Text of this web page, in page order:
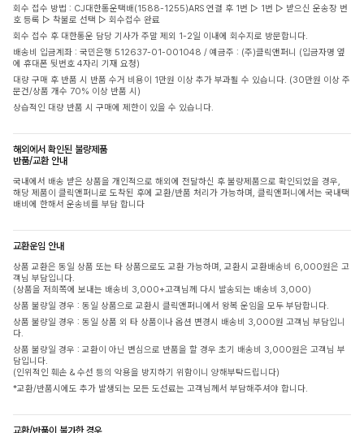
회수 접수 방법 : CJ대한통운택배(1588-1255)ARS 연결 후 1번 ▷ 1번 ▷ 받으신 운송장 번
호 등록 ▷ 착불로 선택 ▷ 회수접수 완료
회수 접수 후 대한통운 담당 기사가 주말 제외 1-2일 이내에 회수지로 방문합니다.
배송비 입금계좌 : 국민은행 512637-01-001048 / 예금주 : (주)클릭앤퍼니 (입금자명 옆
에 휴대폰 뒷번호 4자리 기재 요청)
대량 구매 후 반품 시 반품 수거 비용이 1만원 이상 추가 부과될 수 있습니다. (30만원 이상 주
문건/상품 개수 70% 이상 반품 시)
상습적인 대량 반품 시 구매에 제한이 있을 수 있습니다.
해외에서 확인된 불량제품
반품/교환 안내
국내에서 배송 받은 상품을 개인적으로 해외에 전달하신 후 불량제품으로 확인되었을 경우,
해당 제품이 클릭앤퍼니로 도착된 후에 교환/반품 처리가 가능하며, 클릭앤퍼니에서는 국내택
배비에 한해서 운송비를 부담 합니다
교환운임 안내
상품 교환은 동일 상품 또는 타 상품으로도 교환 가능하며, 교환시 교환배송비 6,000원은 고
객님 부담입니다.
(상품을 저희쪽에 보내는 배송비 3,000+고객님께 다시 발송되는 배송비 3,000)
상품 불량일 경우 : 동일 상품으로 교환시 클릭앤퍼니에서 왕복 운임을 모두 부담합니다.
상품 불량일 경우 : 동일 상품 외 타 상품이나 옵션 변경시 배송비 3,000원 고객님 부담입니
다.
상품 불량일 경우 : 교환이 아닌 변심으로 반품을 할 경우 초기 배송비 3,000원은 고객님 부
담입니다.
(인위적인 훼손 & 수선 등의 악용을 방지하기 위함이니 양해부탁드립니다)
*교환/반품시에도 추가 발생되는 모든 도선료는 고객님께서 부담해주셔야 합니다.
교환/반품이 불가한 경우